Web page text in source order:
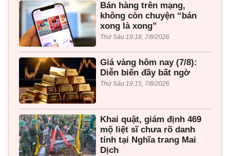
Bán hàng trên mạng,
không còn chuyện “bán
xong là xong”
Thứ Sáu 19:18, 7/8/2026
Giá vàng hôm nay (7/8):
Diễn biến đầy bất ngờ
Thứ Sáu 19:15, 7/8/2026
Khai quật, giám định 469
mộ liệt sĩ chưa rõ danh
tính tại Nghĩa trang Mai
Dịch